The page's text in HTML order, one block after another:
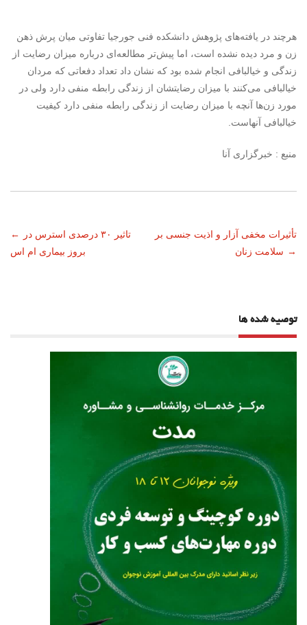
هرچند در یافته‌های پژوهش دانشکده فنی جورجیا تفاوتی میان پرش ذهن
زن و مرد دیده نشده است، اما پیش‌تر مطالعه‌ای درباره میزان رضایت از
زندگی و خیالبافی انجام شده بود که نشان داد تعداد دفعاتی که مردان
خیالبافی می‌کنند با میزان رضایتشان از زندگی رابطه منفی دارد ولی در
مورد زن‌ها آنچه با میزان رضایت از زندگی رابطه منفی دارد کیفیت
خیالبافی آنهاست.
منبع : خبرگزاری آنا
ناوبری
نوشته
←
تاثیر ۳۰ درصدی استرس در
بروز بیماری ام اس
تأثیرات مخفی آزار و اذیت جنسی بر
سلامت زنان →
توصیه شده ها